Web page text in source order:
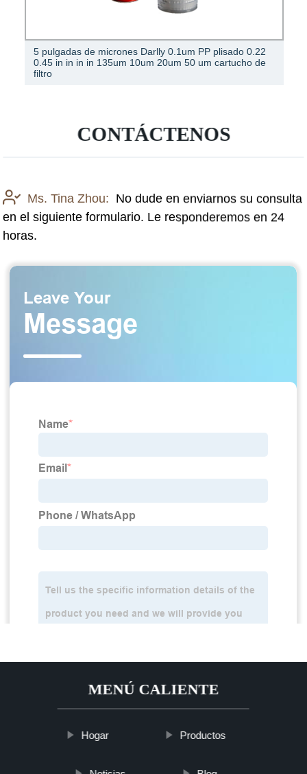
5 pulgadas de micrones Darlly 0.1um PP plisado 0.22
0.45 in in in in 135um 10um 20um 50 um cartucho de
filtro
CONTÁCTENOS
Ms. Tina Zhou: No dude en enviarnos su consulta
en el siguiente formulario. Le responderemos en 24
horas.
MENÚ CALIENTE
Hogar Productos